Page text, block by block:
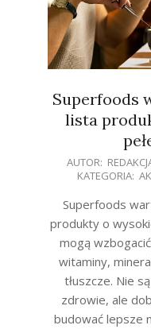
Superfoods
lista
2026-AUTOR:
KATEGORIA:
Superfoods
produkty o
mogą
witaminy,
tłuszcze. Nie
zdrowie, ale
budować lepsze